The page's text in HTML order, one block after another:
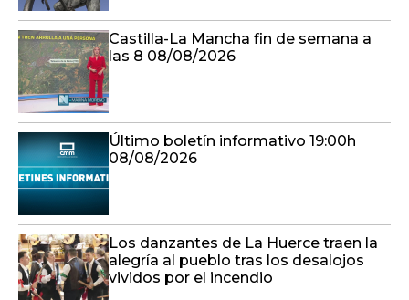
Castilla-La Mancha fin de semana a
las 8 08/08/2026
Último boletín informativo 19:00h
08/08/2026
Los danzantes de La Huerce traen la
alegría al pueblo tras los desalojos
vividos por el incendio